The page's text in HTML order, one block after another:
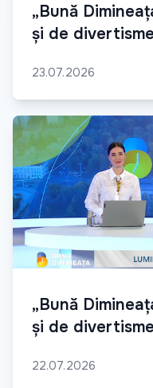
„Bună
și de
23.07.2026
„Bună
și de
22.07.2026